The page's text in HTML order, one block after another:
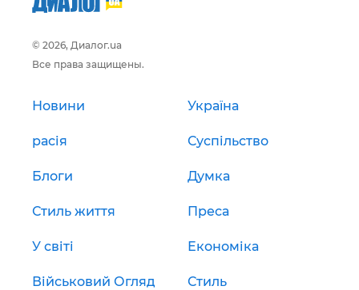
© 2026, Диалог.ua
Все права защищены.
Новини Україна
расія Суспільство
Блоги Думка
Стиль життя Преса
У світі Економіка
Військовий Огляд Стиль